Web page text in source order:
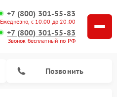
+7 (800) 301-55-83
Ежедневно, с 10:00 до 20:00
+7 (800) 301-55-83
Звонок бесплатный по РФ
Позвонить